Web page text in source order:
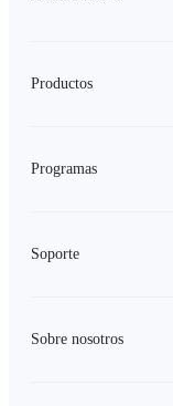
Productos
Programas
Soporte
Sobre nosotros